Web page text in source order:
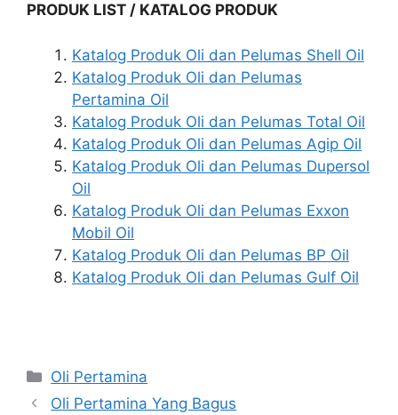
PRODUK LIST / KATALOG PRODUK
Katalog Produk Oli dan Pelumas Shell Oil
Katalog Produk Oli dan Pelumas
Pertamina Oil
Katalog Produk Oli dan Pelumas Total Oil
Katalog Produk Oli dan Pelumas Agip Oil
Katalog Produk Oli dan Pelumas Dupersol
Oil
Katalog Produk Oli dan Pelumas Exxon
Mobil Oil
Katalog Produk Oli dan Pelumas BP Oil
Katalog Produk Oli dan Pelumas Gulf Oil
Oli Pertamina
Oli Pertamina Yang Bagus